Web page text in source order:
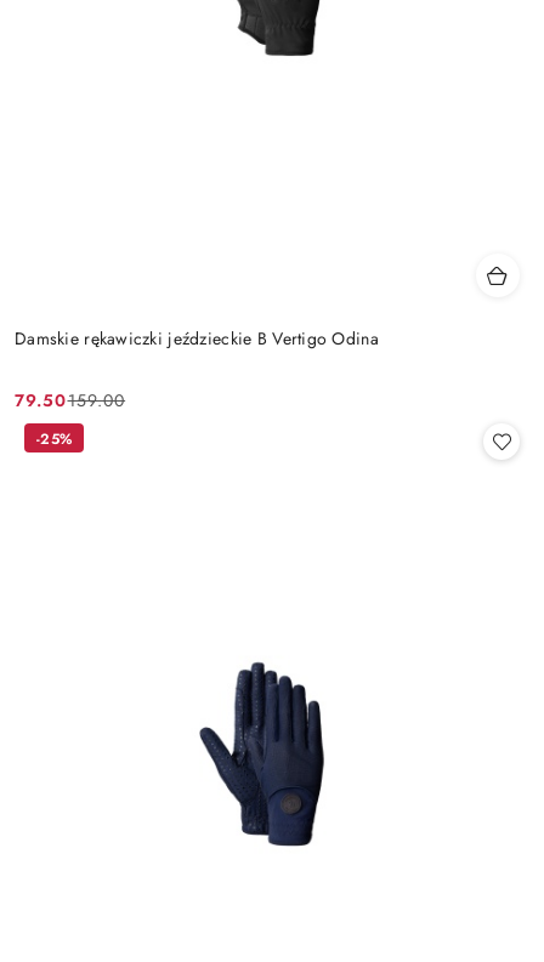
Damskie rękawiczki jeździeckie B Vertigo Odina
Cena
promocyjna:
79.50
Cena
przed
159.00
-25%